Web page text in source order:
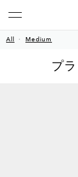
All Medium
プ